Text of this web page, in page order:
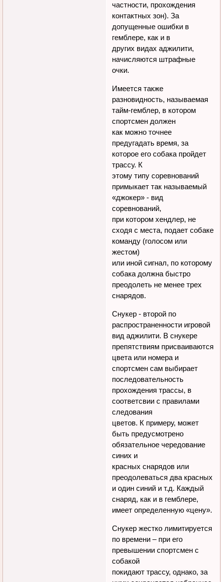
частности, прохождения
контактных зон). За
допущенные ошибки в
гемблере, как и в
других видах аджилити,
начисляются штрафные
очки.
Имеется также
разновидность, называемая
тайм-гемблер, в котором
спортсмен должен
как можно точнее
предугадать время, за
которое его собака пройдет
трассу. К
этому типу соревнований
примыкает так называемый
«джокер» - вид
соревнований,
при котором хендлер, не
сходя с места, подает собаке
команду (голосом или
жестом)
или иной сигнал, по которому
собака должна быстро
преодолеть не менее трех
снарядов.
Снукер - второй по
распространенности игровой
вид аджилити. В снукере
препятствиям присваиваются
цвета или номера и
спортсмен сам выбирает
последовательность
прохождения трассы, в
соответсвии с правилами
следования
цветов. К примеру, может
быть предусмотрено
обязательное чередование
синих и
красных снарядов или
преодолеваться два красных
и один синий и т.д. Каждый
снаряд, как и в гемблере,
имеет определенную «цену».
Снукер жестко лимитируется
по времени – при его
превышении спортсмен с
собакой
покидают трассу, однако, за